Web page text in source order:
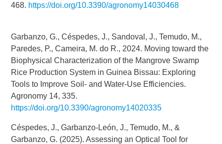
468. https://doi.org/10.3390/agronomy14030468
Garbanzo, G., Céspedes, J., Sandoval, J., Temudo, M.,
Paredes, P., Cameira, M. do R., 2024. Moving toward the
Biophysical Characterization of the Mangrove Swamp
Rice Production System in Guinea Bissau: Exploring
Tools to Improve Soil- and Water-Use Efficiencies.
Agronomy 14, 335.
https://doi.org/10.3390/agronomy14020335
Céspedes, J., Garbanzo-León, J., Temudo, M., &
Garbanzo, G. (2025). Assessing an Optical Tool for